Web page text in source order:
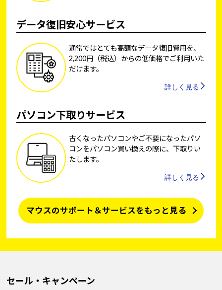
データ復旧安心サービス
通常ではとても高額なデータ復旧費用を、
2,200円（税込）からの低価格でご利用いた
だけます。
詳しく見る
パソコン下取りサービス
古くなったパソコンやご不要になったパソ
コンをパソコン買い換えの際に、下取りい
たします。
詳しく見る
マウスのサポート＆サービスをもっと見る
セール・キャンペーン